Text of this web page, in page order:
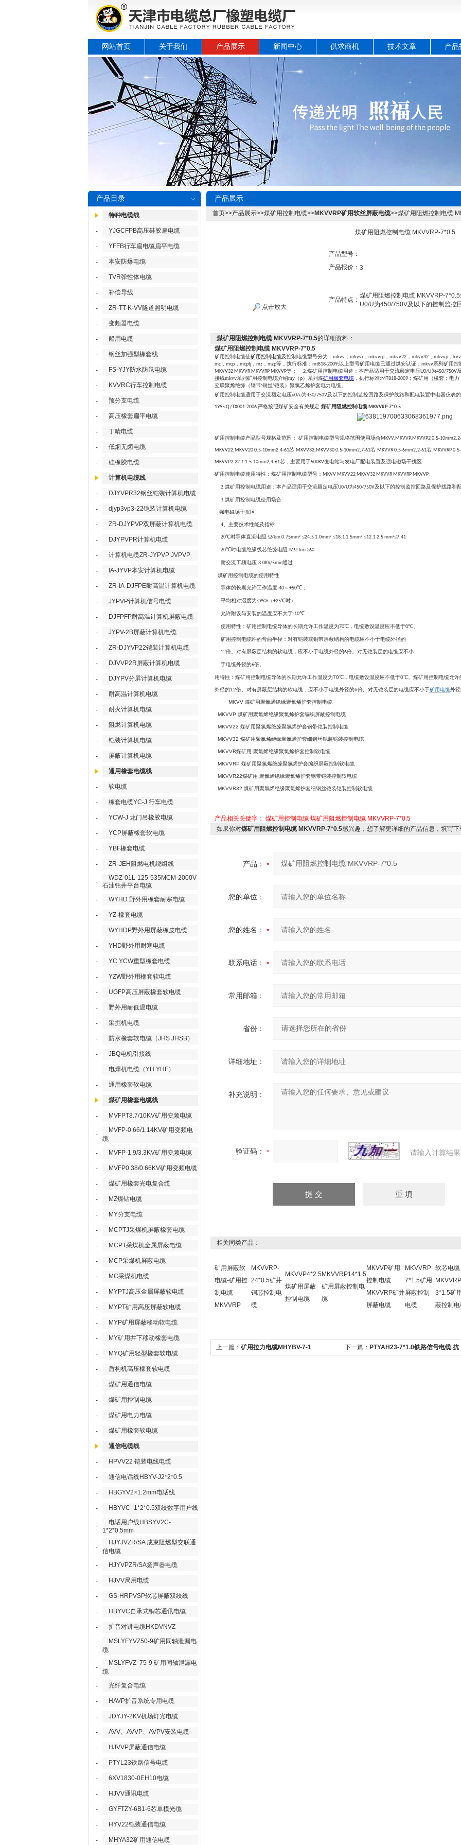
网站首页 关于我们 产品展示 新闻中心 供求商机 技术文章 产品
产品目录
特种电缆线
- YJGCFPB高压硅胶扁电缆
- YFFB行车扁电缆扁平电缆
- 本安防爆电缆
- TVR弹性体电缆
- 补偿导线
- ZR-TT-K-VV隧道照明电缆
- 变频器电缆
- 船用电缆
- 钢丝加强型橡套线
- FS-YJY防水防鼠电缆
- KVVRC行车控制电缆
- 预分支电缆
- 高压橡套扁平电缆
- 丁晴电缆
- 低烟无卤电缆
- 硅橡胶电缆
计算机电缆线
- DJYVPR32钢丝铠装计算机电缆
- djyp3vp3-22铠装计算机电缆
- ZR-DJYPVP双屏蔽计算机电缆
- DJYPVPR计算机电缆
- 计算机电缆ZR-JYPVP JVPVP
- IA-JYVP本安计算机电缆
- ZR-IA-DJFPE耐高温计算机电缆
- JYPVP计算机信号电缆
- DJFPFP耐高温计算机屏蔽电缆
- JYPV-2B屏蔽计算机电缆
- ZR-DJYVP22铠装计算机电缆
- DJVVP2R屏蔽计算机电缆
- DJYPV分屏计算机电缆
- 耐高温计算机电缆
- 耐火计算机电缆
- 阻燃计算机电缆
- 铠装计算机电缆
- 屏蔽计算机电缆
通用橡套电缆线
- 软电缆
- 橡套电缆YC-J 行车电缆
- YCW-J 龙门吊橡胶电缆
- YCP屏蔽橡套软电缆
- YBF橡套电缆
- ZR-JEH阻燃电机绕组线
-
WDZ-01L-125-535MCM-2000V
石油钻井平台电缆
-
WYHD 野外用橡套耐寒电缆
- YZ-橡套电缆
- WYHDP野外用屏蔽橡皮电缆
- YHD野外用耐寒电缆
- YC YCW重型橡套电缆
- YZW野外用橡套软电缆
- UGFP高压屏蔽橡套软电缆
- 野外用耐低温电缆
- 采掘机电缆
- 防水橡套软电缆（JHS JHSB）
- JBQ电机引接线
- 电焊机电缆（YH YHF）
- 通用橡套软电缆
煤矿用橡套电缆线
- MVFPT8.7/10KV矿用变频电缆
-
MVFP-0.66/1.14KV矿用变频电
缆
-
MVFP-1.9/3.3KV矿用变频电缆
- MVFP0.38/0.66KV矿用变频电缆
- 煤矿用橡套光电复合缆
- MZ煤钻电缆
- MY分支电缆
- MCPTJ采煤机屏蔽橡套电缆
- MCPT采煤机金属屏蔽电缆
- MCP采煤机屏蔽电缆
- MC采煤机电缆
- MYPTJ高压金属屏蔽软电缆
- MYPT矿用高压屏蔽软电缆
- MYP矿用屏蔽移动软电缆
- MY矿用井下移动橡套电缆
- MYQ矿用轻型橡套软电缆
- 盾构机高压橡套软电缆
- 煤矿用通信电缆
- 煤矿用控制电缆
- 煤矿用电力电缆
- 煤矿用橡套软电缆
通信电缆线
- HPVV22 铠装电线电缆
- 通信电话线HBYV-J2*2*0.5
- HBGYV2×1.2mm电话线
- HBYVC- 1*2*0.5双绞数字用户线
-
电话用户线HBSYV2C-
1*2*0.5mm
-
HJYJVZR/SA 成束阻燃型交联通
信电缆
-
HJYVPZR/SA扬声器电缆
- HJVV局用电缆
- GS-HRPVSP软芯屏蔽双绞线
- HBYVC自承式铜芯通讯电缆
- 扩音对讲电缆HKDVNVZ
-
MSLYFYVZ50-9矿用同轴泄漏电
缆
-
MSLYFVZ 75-9 矿用同轴泄漏电
缆
-
光纤复合电缆
- HAVP扩音系统专用电缆
- JDYJY-2KV机场灯光电缆
- AVV、AVVP、AVPV安装电缆
- HJVVP屏蔽通信电缆
- PTYL23铁路信号电缆
- 6XV1830-0EH10电缆
- HJVV通讯电缆
- GYFTZY-6B1-6芯单模光缆
- HYV22铠装通信电缆
- MHYA32矿用通信电缆
产品展示
首页>>产品展示>>煤矿用控制电缆>>MKVVRP矿用软丝屏蔽电缆>>煤矿用阻燃控制电缆
煤矿用阻燃控制电缆 MKVVRP-7*0.5
点击放大
产品型号：
产品报价： 3
产品特点：
煤矿用阻燃控制电缆 MKVVRP-
U0/U为450/750V及以下的控制监控
煤矿用阻燃控制电缆 MKVVRP-7*0.5的详细资料：
煤矿用阻燃控制电缆 MKVVRP-7*0.5
矿用控制电缆使矿用控制电缆及控制电缆型号分为： mkvv， mkvvr， mkvvrp， mkvv22， mkvv32， mkvvp， kvv
mc， mcp， mcptj， mz， mzp等，执行标准： mt818-2009; 以上型号矿用电缆已通过煤安认证； mkvv系列矿用控
MKVV32 MKVVR MKVVRP MKVVP等； 2.煤矿用控制电缆用途：本产品适用于交流额定电压U0/U为450/750V
接线mkvv系列矿用控制电缆介绍my（p）系列煤矿用橡套电缆，执行标准:MT818-2009；煤矿用（橡套；电力
交联聚烯绝缘（钢带‘钢丝’铠装）聚氯乙烯护套电力电缆。
矿用控制电缆适用于交流额定电压u0/u为450/750V及以下的控制监控回路及保护线路和配电装置中电器仪表
1995 Q/TX001-2006 严格按照煤矿安全有关规定.煤矿用阻燃控制电缆 MKVVRP-7*0.5
矿用控制电缆产品型号规格及范围： 矿用控制电缆型号规格范围使用场合MKVV,MKVVP,MKVVP2 0.5-
MKVV22,MKVV20 0.5-10mm2,4-61芯 MKVV32,MKVV30 0.5-10mm2,7-61芯 MKVVR 0.5-6mm2,2-61芯 MKVVRP
MKVVP2-22-1 1.5-10mm2,4-61芯，主要用于500KV变电站与发电厂配电装置及强电磁场干扰区
矿用控制电缆使用特性：煤矿用控制电缆型号： MKVV MKVV22 MKVV32 MKVVR MKVVRP MKVVP
2.煤矿用控制电缆用途：本产品适用于交流额定电压U0/U为450/750V及以下的控制监控回路及保护线路和
3.煤矿用控制电缆使用场合
强电磁场干扰区
4、主要技术性能及指标
20℃时导体直流电阻 Ω/km 0.75mm² ≤24.5 1.0mm² ≤18.1 1.5mm² ≤12.1 2.5 mm²≤7.41
20℃时电缆绝缘线芯绝缘电阻 MΩ.km≥60
耐交流工频电压 3.0KV/5min通过
煤矿用控制电缆的使用特性
导体的长期允许工作温度-40～+50℃；
平均相对湿度为≤95%（+25℃时）
允许附设与安装的温度应不大于-10℃
使用特性：矿用控制电缆导体的长期允许工作温度为70℃，电缆敷设温度应不低于0℃。
矿用控制电缆许的弯曲半径：对有铠装或铜带屏蔽结构的电缆应不小于电缆外径的
12倍。对有屏蔽层结构的软电缆，应不小于电缆外径的6倍。对无铠装层的电缆应不小
于电缆外径的6倍。
用特性：煤矿用控制电缆导体的长期允许工作温度为70℃，电缆敷设温度应不低于0℃。煤矿用控制电缆允
外径的12倍。对有屏蔽层结构的软电缆，应不小于电缆外径的6倍。对无铠装层的电缆应不小于矿用电缆外径
MKVV 煤矿用聚氯烯绝缘聚氯烯护套控制电缆
MKVVP 煤矿用聚氯烯绝缘聚氯烯护套编织屏蔽控制电缆
MKVV22 煤矿用聚氯烯绝缘聚氯烯护套钢带铠装控制电缆
MKVV32 煤矿用聚氯烯绝缘聚氯烯护套细钢丝铠装铠装控制电缆
MKVVR煤矿用 聚氯烯绝缘聚氯烯护套控制软电缆
MKVVRP 煤矿用聚氯烯绝缘聚氯烯护套编织屏蔽控制软电缆
MKVVR22煤矿用 聚氯烯绝缘聚氯烯护套钢带铠装控制软电缆
MKVVR32 煤矿用聚氯烯绝缘聚氯烯护套细钢丝铠装铠装控制软电缆
产品相关关键字： 煤矿用控制电缆 煤矿用阻燃控制电缆 MKVVRP-7*0.5
如果你对煤矿用阻燃控制电缆 MKVVRP-7*0.5感兴趣，想了解更详细的产品信息，填写下
产品：
您的单位：
您的姓名：
联系电话：
常用邮箱：
省份：
详细地址：
补充说明：
验证码： 请输入计算结
相关同类产品：
矿用屏蔽软
电缆-矿用控
制电缆
MKVVRP
MKVVRP-
24*0.5矿井
铜芯控制电
缆
MKVVP4*2.5
煤矿用屏蔽
控制电缆
MKVVRP14*1.5
矿用屏蔽控制电
缆
MKVVP矿用
控制电缆
MKVVRP矿井
屏蔽电缆
MKVVRP
7*1.5矿用
屏蔽控制
电缆
软芯电缆
MKVVRP
3*1.5矿
蔽控制电
上一篇： 矿用拉力电缆MHYBV-7-1 下一篇： PTYAH23-7*1.0铁路信号电缆 抗